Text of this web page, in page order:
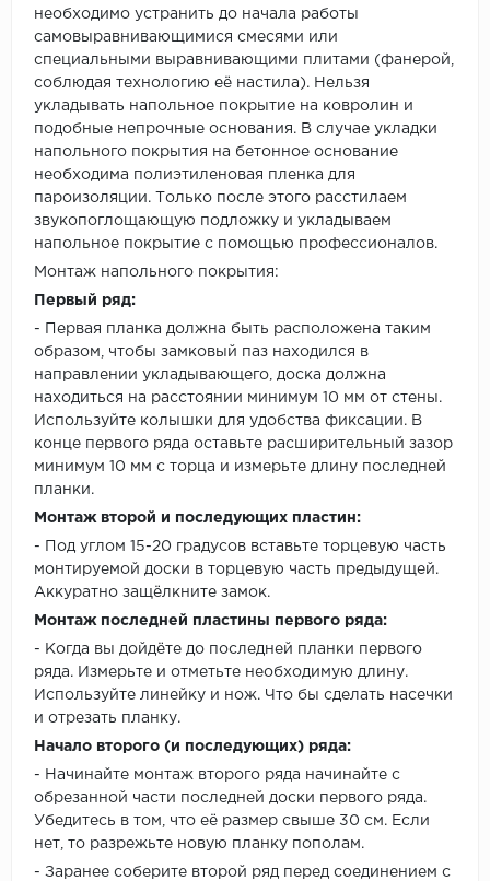
необходимо устранить до начала работы
самовыравнивающимися смесями или
специальными выравнивающими плитами (фанерой,
соблюдая технологию её настила). Нельзя
укладывать напольное покрытие на ковролин и
подобные непрочные основания. В случае укладки
напольного покрытия на бетонное основание
необходима полиэтиленовая пленка для
пароизоляции. Только после этого расстилаем
звукопоглощающую подложку и укладываем
напольное покрытие с помощью профессионалов.
Монтаж напольного покрытия:
Первый ряд:
- Первая планка должна быть расположена таким
образом, чтобы замковый паз находился в
направлении укладывающего, доска должна
находиться на расстоянии минимум 10 мм от стены.
Используйте колышки для удобства фиксации. В
конце первого ряда оставьте расширительный зазор
минимум 10 мм с торца и измерьте длину последней
планки.
Монтаж второй и последующих пластин:
- Под углом 15-20 градусов вставьте торцевую часть
монтируемой доски в торцевую часть предыдущей.
Аккуратно защёлкните замок.
Монтаж последней пластины первого ряда:
- Когда вы дойдёте до последней планки первого
ряда. Измерьте и отметьте необходимую длину.
Используйте линейку и нож. Что бы сделать насечки
и отрезать планку.
Начало второго (и последующих) ряда:
- Начинайте монтаж второго ряда начинайте с
обрезанной части последней доски первого ряда.
Убедитесь в том, что её размер свыше 30 см. Если
нет, то разрежьте новую планку пополам.
- Заранее соберите второй ряд перед соединением с